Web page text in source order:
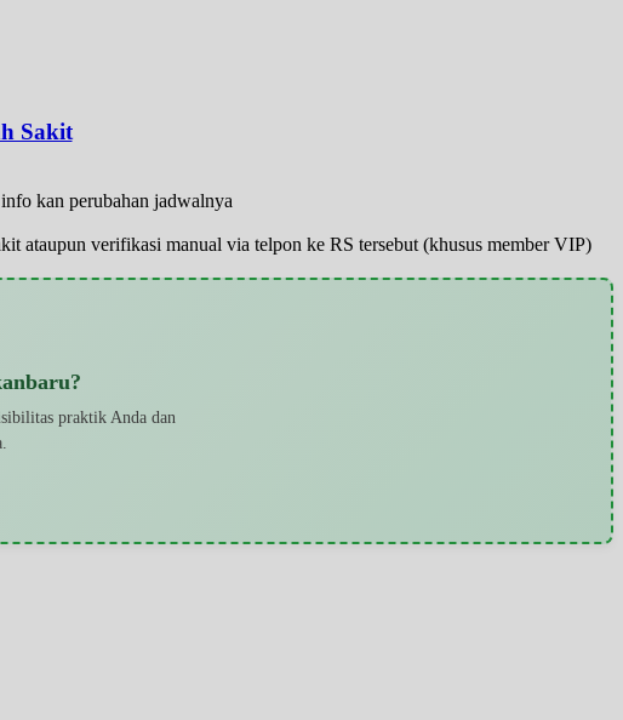
Sakit
kan perubahan jadwalnya
ataupun verifikasi manual via telpon ke RS tersebut (khusus member VIP)
praktik Anda dan